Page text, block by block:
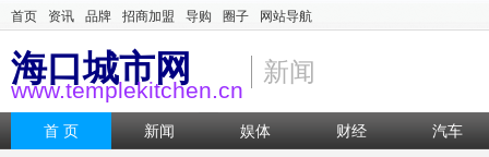
首页 资讯 品牌 招商加盟 导购 圈子 网站导航
海口城市网
www.templekitchen.cn
新闻
首 页 新闻 娱体 财经 汽车